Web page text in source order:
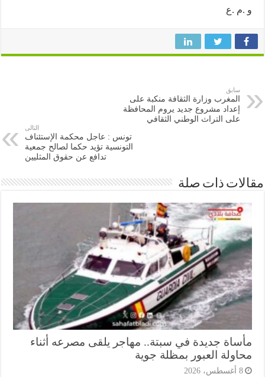
.ع
المغرب وزارة الثقافة منكبة على
إعداد مشروع جديد يروم المحافظة
على التراث الوطني الثقافي
تونس : عاجل محكمة الإستئناف
التونسية تؤيد حكما لصالح جمعية
تدافع عن حقوق المثليين
ذات صلة
جديدة في سبتة.. مهاجر يلقى مصرعه أثناء
العبور بمظلة جوية